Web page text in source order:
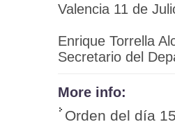
Valencia 11 de
Enrique Torrella
Secretario del
More info:
Orden del día